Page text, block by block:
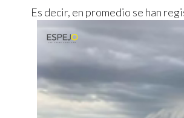
Es decir, en promedio se han